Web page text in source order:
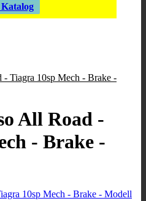
Tiagra 10sp Mech - Brake -
All Road -
- Brake -